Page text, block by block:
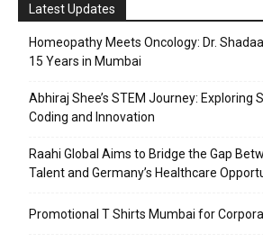
Latest Updates
Homeopathy Meets Oncology: Dr.
15 Years in Mumbai
Abhiraj Shee’s STEM Journey: Exploring
Coding and Innovation
Raahi Global Aims to Bridge the Gap
Talent and Germany’s Healthcare
Promotional T Shirts Mumbai for